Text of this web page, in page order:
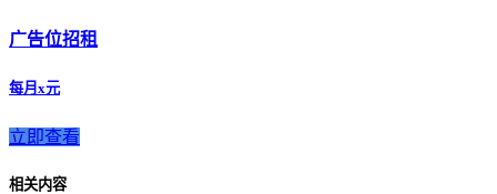
广告位招租
每月x元
立即查看
相关内容